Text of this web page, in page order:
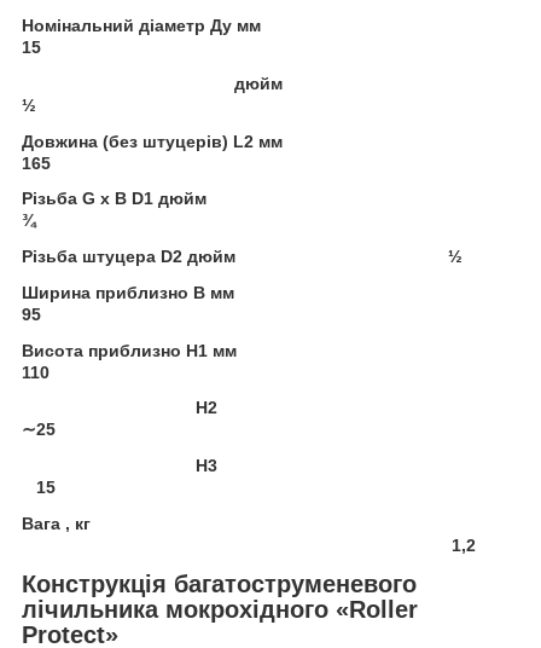
Номінальний діаметр Ду мм
15
дюйм
½
Довжина (без штуцерів) L2 мм
165
Різьба G x B D1 дюйм
¾
Різьба штуцера D2 дюйм
½
Ширина приблизно B мм
95
Висота приблизно H1 мм
110
H2
∼25
H3
15
Вага , кг
1,2
Конструкція багатоструменевого
лічильника мокрохідного «Roller
Protect»